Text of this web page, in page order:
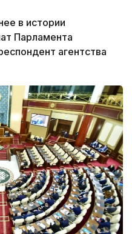
в истории
Парламента
агентства